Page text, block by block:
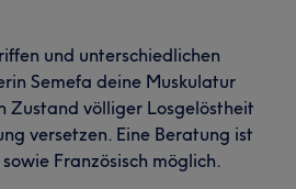
und unterschiedlichen
Semefa deine Muskulatur
Zustand völliger Losgelöstheit
versetzen. Eine Beratung ist
Französisch möglich.